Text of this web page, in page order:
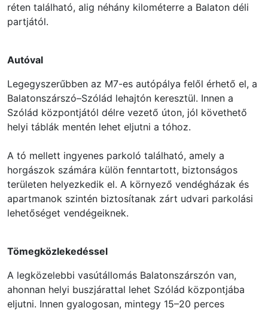
réten található, alig néhány kilométerre a Balaton déli
partjától.
Autóval
Legegyszerűbben az M7-es autópálya felől érhető el, a
Balatonszárszó–Szólád lehajtón keresztül. Innen a
Szólád központjától délre vezető úton, jól követhető
helyi táblák mentén lehet eljutni a tóhoz.
A tó mellett ingyenes parkoló található, amely a
horgászok számára külön fenntartott, biztonságos
területen helyezkedik el. A környező vendégházak és
apartmanok szintén biztosítanak zárt udvari parkolási
lehetőséget vendégeiknek.
Tömegközlekedéssel
A legközelebbi vasútállomás Balatonszárszón van,
ahonnan helyi buszjárattal lehet Szólád központjába
eljutni. Innen gyalogosan, mintegy 15–20 perces